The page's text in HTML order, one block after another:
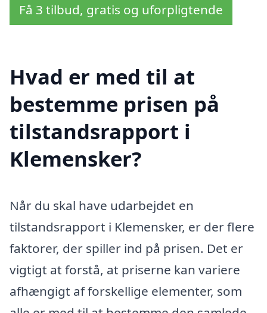
Få 3 tilbud, gratis og uforpligtende
Hvad er med til at
bestemme prisen på
tilstandsrapport i
Klemensker?
Når du skal have udarbejdet en
tilstandsrapport i Klemensker, er der flere
faktorer, der spiller ind på prisen. Det er
vigtigt at forstå, at priserne kan variere
afhængigt af forskellige elementer, som